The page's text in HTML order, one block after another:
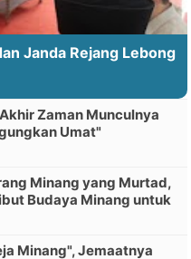
Janda Rejang Lebong
Zaman Munculnya
Umat"
Minang yang Murtad,
Budaya Minang untuk
Minang", Jemaatnya